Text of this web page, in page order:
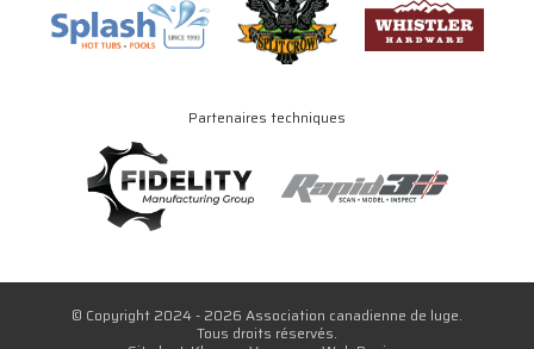
Partenaires techniques
© Copyright 2024 - 2026 Association canadienne de luge.
Tous droits réservés.